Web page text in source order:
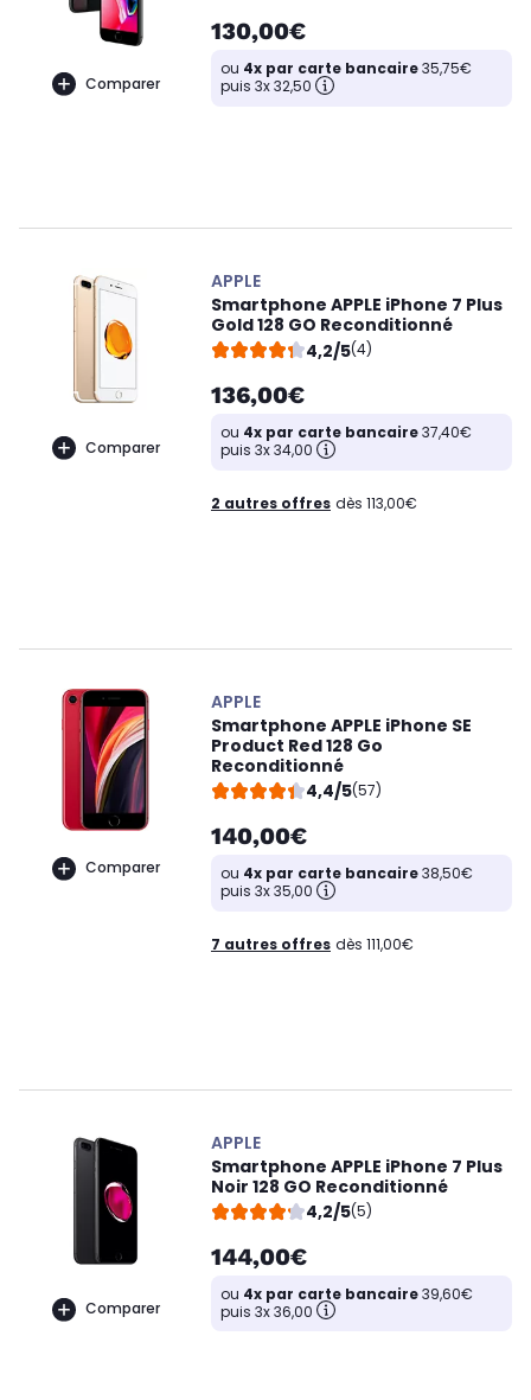
Comparer
130,00€
ou 4x par carte bancaire35,75€
puis 3x 32,50
Comparer
APPLE
Smartphone APPLE iPhone 7 Plus
Gold 128 GO Reconditionné
4,2/5(4)
136,00€
ou 4x par carte bancaire37,40€
puis 3x 34,00
2 autres offres dès 113,00€
Comparer
APPLE
Smartphone APPLE iPhone SE
Product Red 128 Go
Reconditionné
4,4/5(57)
140,00€
ou 4x par carte bancaire38,50€
puis 3x 35,00
7 autres offres dès 111,00€
Comparer
APPLE
Smartphone APPLE iPhone 7 Plus
Noir 128 GO Reconditionné
4,2/5(5)
144,00€
ou 4x par carte bancaire39,60€
puis 3x 36,00